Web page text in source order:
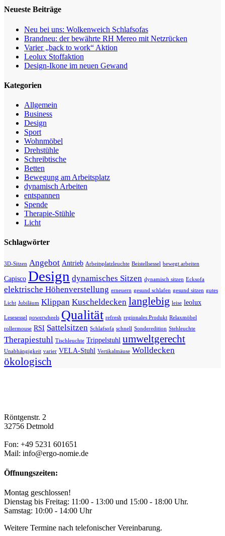
Neueste Beiträge
Neu bei uns: Wolkenweich Schlafsofas
Brandneu: der bewährte RH Mereo mit Netzrücken
Varier „back to work“ Aktion
Leolux Stoffaktion
Design-Ikone im neuen Gewand
Kategorien
Allgemein
Business
Design
Sport
Wohnmöbel
Drehstühle
Schreibtische
Betten
Bewegung am Arbeitsplatz
dynamisch Arbeiten
entspannen
Spende
Therapie-Stühle
Licht
Schlagwörter
3D-Sitzen Angebot Antrieb Arbeitsplatzleuchte Beistellsessel bewegt arbeiten
Capisco Design dynamisches Sitzen dynamisch sitzen Ecksofa
elektrische Höhenverstellung erneuern gesund schlafen gesund sitzen gutes
Licht Jubiläum Klippan Kuscheldecken langlebig leise leolux
Lesesessel powerwheels Qualität refresh regionales Produkt Relaxmöbel
rollermouse RSI Sattelsitzen Schlafsofa schnell Sonderedition Stehleuchte
Therapiestuhl Tischleuchte Trippelstuhl umweltgerecht
Unabhängigkeit varier VELA-Stuhl Vertikalmäuse Wolldecken
ökologisch
Röntgenstr. 2
32756 Detmold
Fon: +49 5231 601651
Mail: info@ergo-nomie.de
Öffnungszeiten:
Montag geschlossen!
Dienstag bis Freitag: 11:00 - 13:00 und 15:00 - 18:00 Uhr.
Samstag: 10:00 - 14:00 Uhr
Weitere Termine nach telefonischer Vereinbarung.